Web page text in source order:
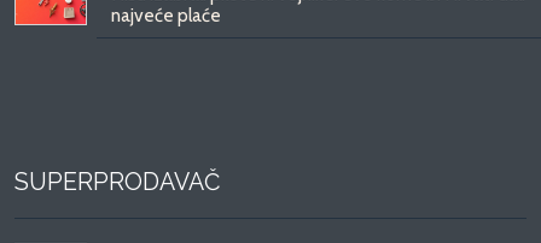
najveće plaće
SUPERPRODAVAČ